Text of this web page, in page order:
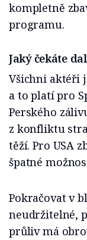
kompletně
programu.
Jaký čekáte
Všichni aktéři
a to platí pro
Perského
z konfliktu
těží. Pro USA
špatné
Pokračovat v
neudržitelné,
průliv má